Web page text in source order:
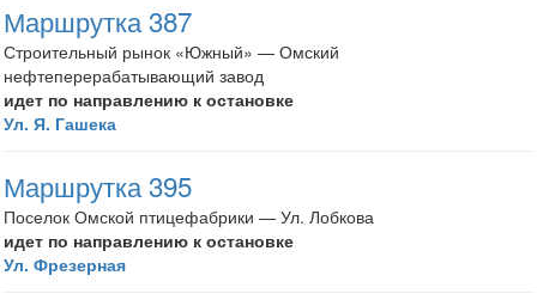
Маршрутка 387
Строительный рынок «Южный» — Омский
нефтеперерабатывающий завод
идет по направлению к остановке
Ул. Я. Гашека
Маршрутка 395
Поселок Омской птицефабрики — Ул. Лобкова
идет по направлению к остановке
Ул. Фрезерная